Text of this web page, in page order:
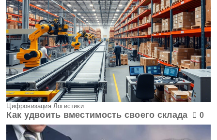
Цифровизация Логистики
Как удвоить вместимость своего склада 0